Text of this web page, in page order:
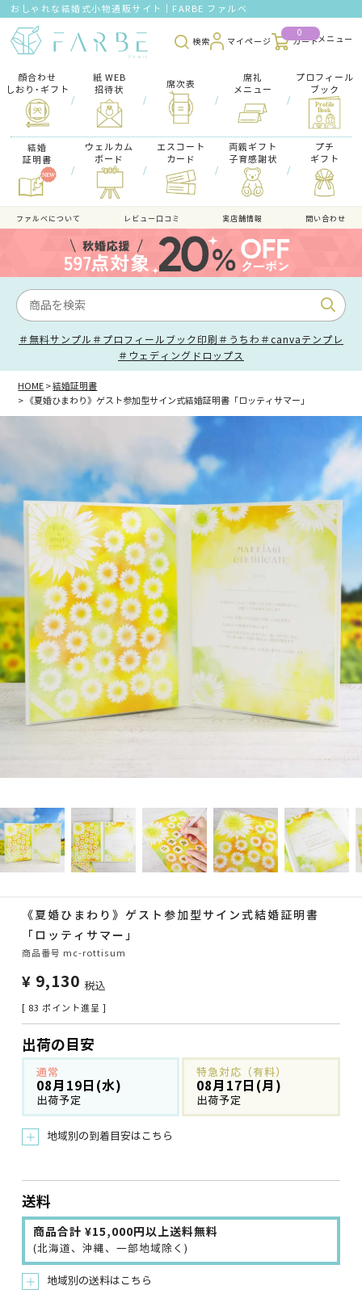
おしゃれな結婚式小物通販サイト｜FARBE ファルベ
検索 マイページ
0
カート
顔合わせ
しおり･ギフト
/
紙 WEB
招待状
/
席次表
/
席礼
メニュー
/
プロフィール
ブック
結婚
証明書
/
ウェルカム
ボード
/
エスコート
カード
/
両親ギフト
子育感謝状
/
プチ
ギフト
ファルべについて レビュー口コミ 実店舗情報 問い合わせ
＃無料サンプル ＃プロフィールブック印刷 ＃うちわ ＃canvaテンプレ
＃ウェディングドロップス
HOME
結婚証明書
《夏婚ひまわり》ゲスト参加型サイン式結婚証明書「ロッティサマー」
《夏婚ひまわり》ゲスト参加型サイン式結婚証明書
「ロッティサマー」
商品番号 mc-rottisum
¥ 9,130 税込
[ 83 ポイント進呈 ]
出荷の目安
通常
08月19日(水)
出荷予定
特急対応（有料）
08月17日(月)
出荷予定
＋ 地域別の到着目安はこちら
送料
商品合計 ¥15,000円以上送料無料
(北海道、沖縄、一部地域除く)
＋ 地域別の送料はこちら